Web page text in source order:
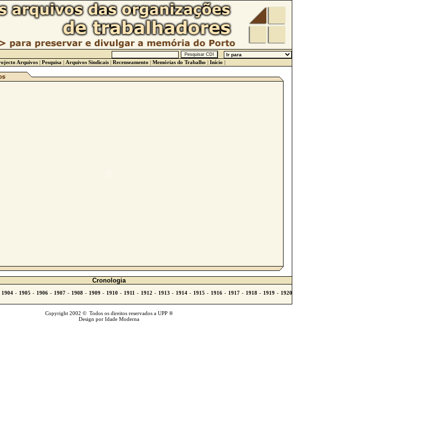
Arquivos| Pesquisa | Arquivos Sindicais| Recenseamento | Memórias do Trabalho | Início |
Cronologia
Copyright 2002 © Todos os direitos reservados a UPP ®
Design por Idade Moderna